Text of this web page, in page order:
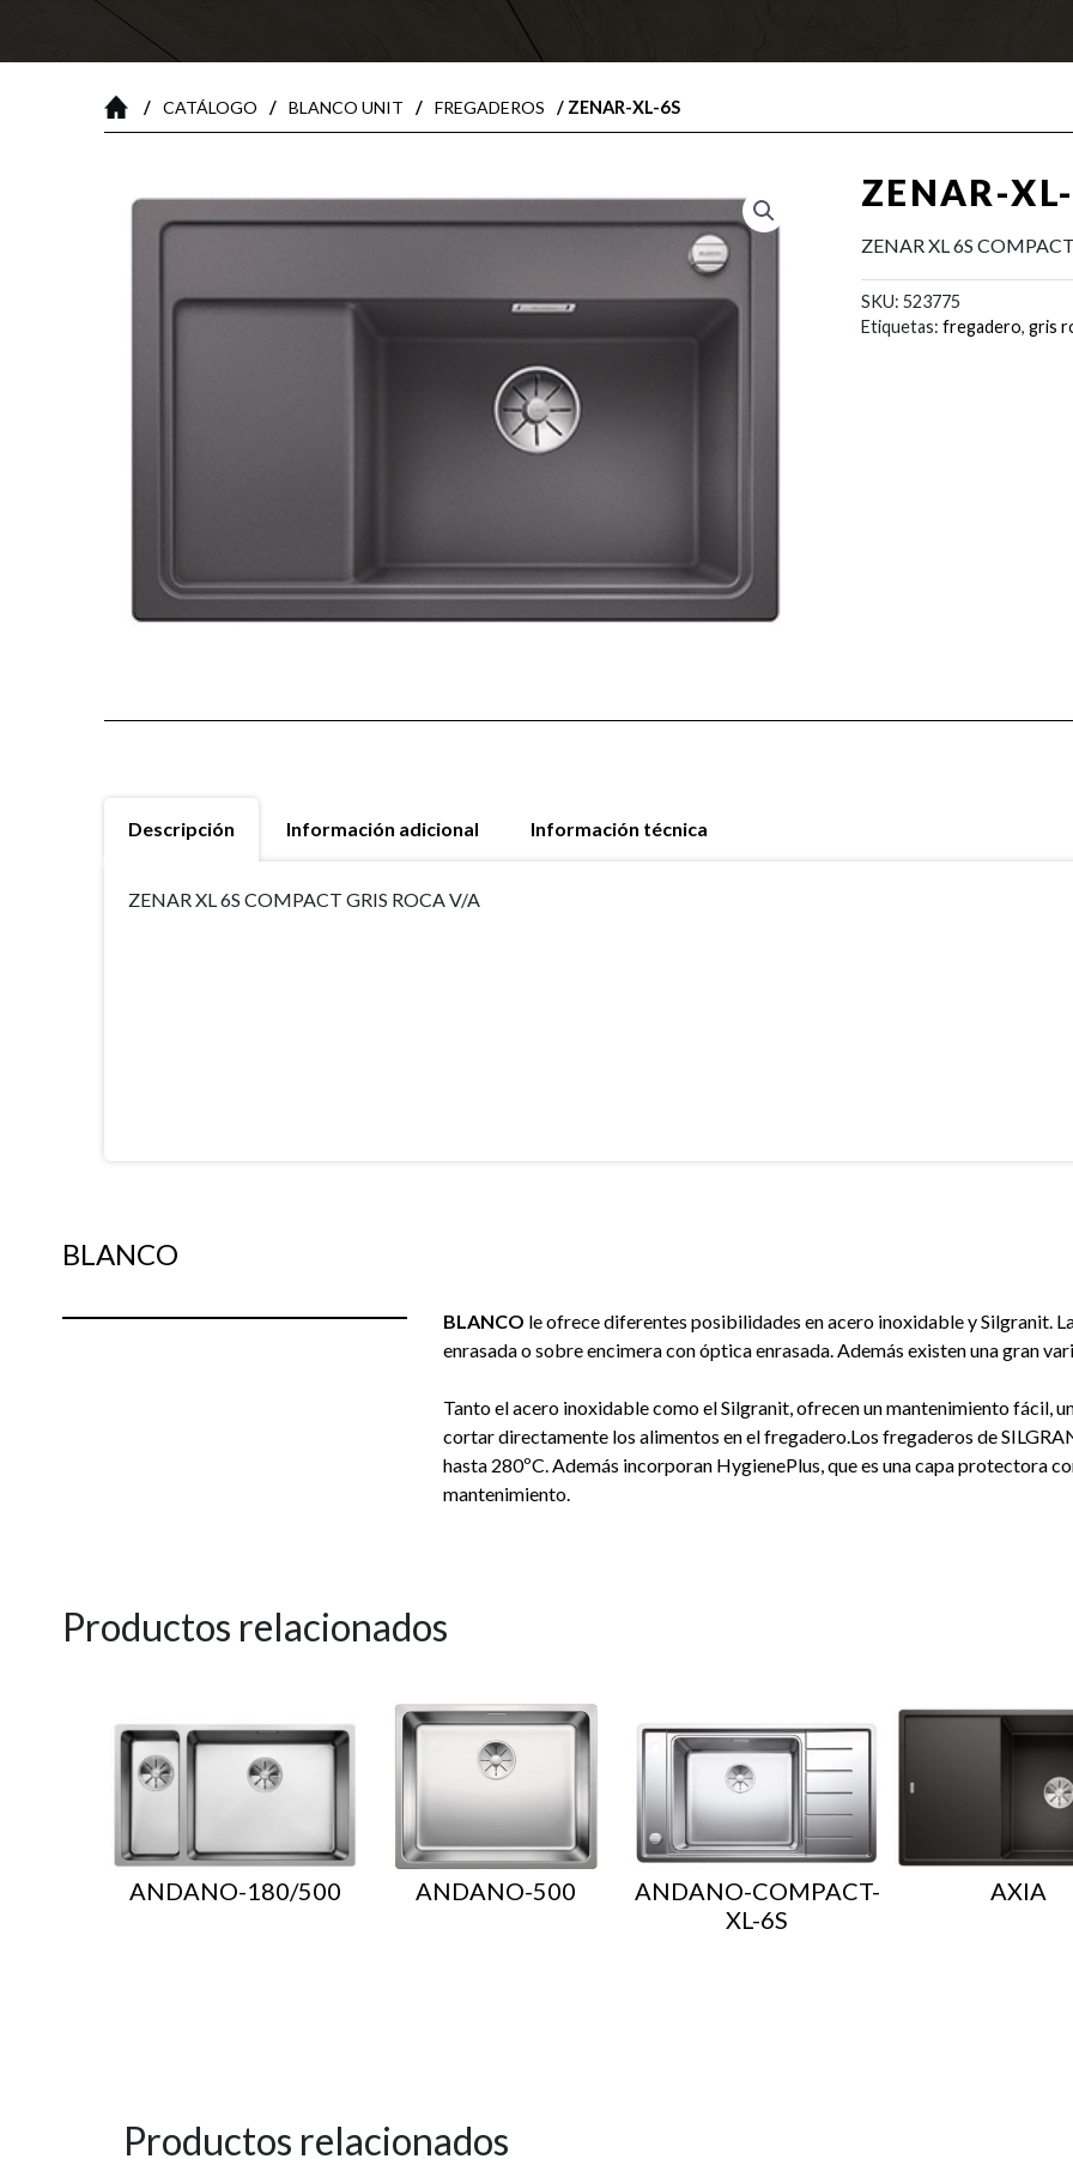
/ CATÁLOGO / BLANCO UNIT / FREGADEROS / ZENAR-XL-6S
ZENAR-
ZENAR XL 6S
SKU: 523775
Etiquetas: fregadero, gris
Descripción Información adicional Información técnica
ZENAR XL 6S COMPACT GRIS ROCA V/A
BLANCO
BLANCO le ofrece diferentes posibilidades en acero inoxidable y Silgranit.
enrasada o sobre encimera con óptica enrasada. Además existen una gran
Tanto el acero inoxidable como el Silgranit, ofrecen un mantenimiento fácil,
cortar directamente los alimentos en el fregadero.Los fregaderos de
hasta 280ºC. Además incorporan HygienePlus, que es una capa protectora
mantenimiento.
Productos relacionados
ANDANO-180/500 ANDANO-500
ANDANO-COMPACT-
XL-6S
AXIA
Productos relacionados